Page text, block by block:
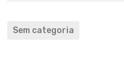
Sem categoria